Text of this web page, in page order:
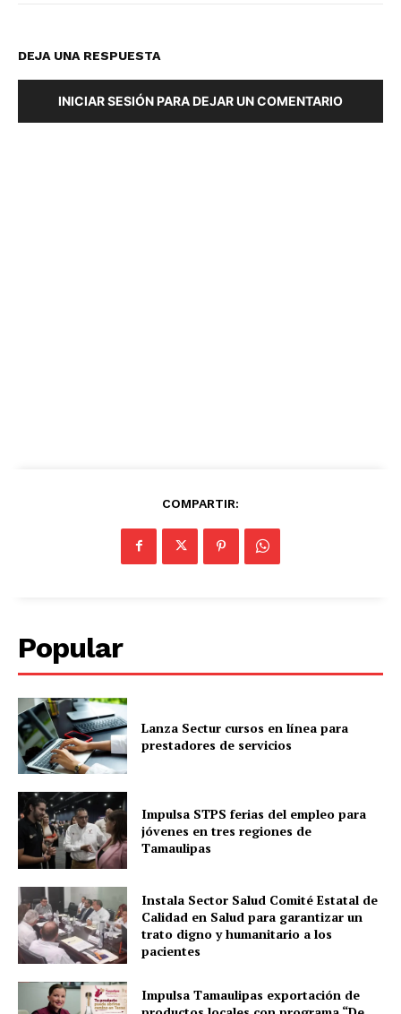
DEJA UNA RESPUESTA
INICIAR SESIÓN PARA DEJAR UN COMENTARIO
COMPARTIR:
Popular
Lanza Sectur cursos en línea para
prestadores de servicios
Impulsa STPS ferias del empleo para
jóvenes en tres regiones de
Tamaulipas
Instala Sector Salud Comité Estatal de
Calidad en Salud para garantizar un
trato digno y humanitario a los
pacientes
Impulsa Tamaulipas exportación de